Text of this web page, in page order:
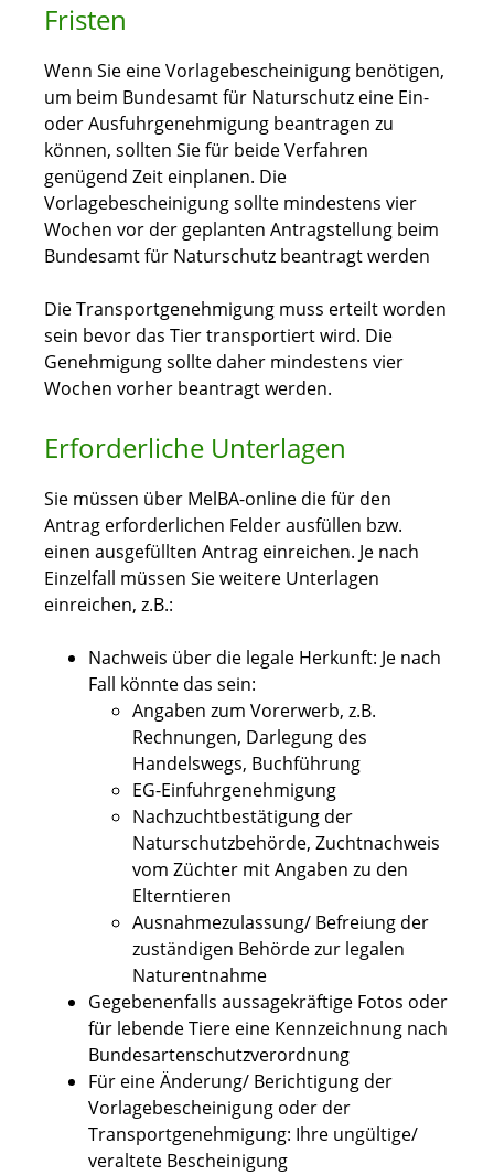
Fristen
Wenn Sie eine Vorlagebescheinigung benötigen,
um beim Bundesamt für Naturschutz eine Ein-
oder Ausfuhrgenehmigung beantragen zu
können, sollten Sie für beide Verfahren
genügend Zeit einplanen. Die
Vorlagebescheinigung sollte mindestens vier
Wochen vor der geplanten Antragstellung beim
Bundesamt für Naturschutz beantragt werden
Die Transportgenehmigung muss erteilt worden
sein bevor das Tier transportiert wird. Die
Genehmigung sollte daher mindestens vier
Wochen vorher beantragt werden.
Erforderliche Unterlagen
Sie müssen über MelBA-online die für den
Antrag erforderlichen Felder ausfüllen bzw.
einen ausgefüllten Antrag einreichen. Je nach
Einzelfall müssen Sie weitere Unterlagen
einreichen, z.B.:
Nachweis über die legale Herkunft: Je nach
Fall könnte das sein:
Angaben zum Vorerwerb, z.B.
Rechnungen, Darlegung des
Handelswegs, Buchführung
EG-Einfuhrgenehmigung
Nachzuchtbestätigung der
Naturschutzbehörde, Zuchtnachweis
vom Züchter mit Angaben zu den
Elterntieren
Ausnahmezulassung/ Befreiung der
zuständigen Behörde zur legalen
Naturentnahme
Gegebenenfalls aussagekräftige Fotos oder
für lebende Tiere eine Kennzeichnung nach
Bundesartenschutzverordnung
Für eine Änderung/ Berichtigung der
Vorlagebescheinigung oder der
Transportgenehmigung: Ihre ungültige/
veraltete Bescheinigung